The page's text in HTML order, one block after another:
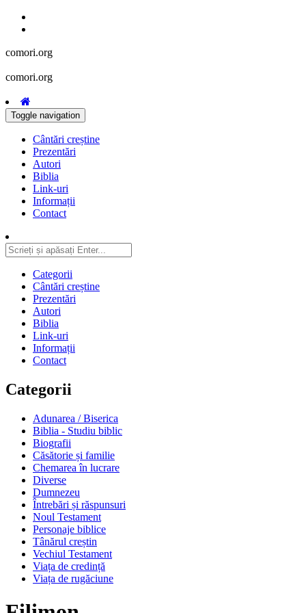
comori.org
comori.org
Toggle navigation
Cântări creștine
Prezentări
Autori
Biblia
Link-uri
Informații
Contact
Categorii
Cântări creștine
Prezentări
Autori
Biblia
Link-uri
Informații
Contact
Categorii
Adunarea / Biserica
Biblia - Studiu biblic
Biografii
Căsătorie și familie
Chemarea în lucrare
Diverse
Dumnezeu
Întrebări și răspunsuri
Noul Testament
Personaje biblice
Tânărul creștin
Vechiul Testament
Viața de credință
Viața de rugăciune